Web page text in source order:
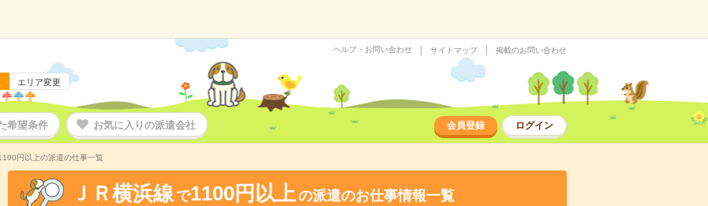
エリア変更
ヘルプ・お問い合わせ サイトマップ 掲載のお問い合わせ
希望条件 お気に入りの派遣会社 会員登録 ログイン
円以上の派遣の仕事一覧
ＪＲ横浜線 で1100円以上の派遣のお仕事情報一覧